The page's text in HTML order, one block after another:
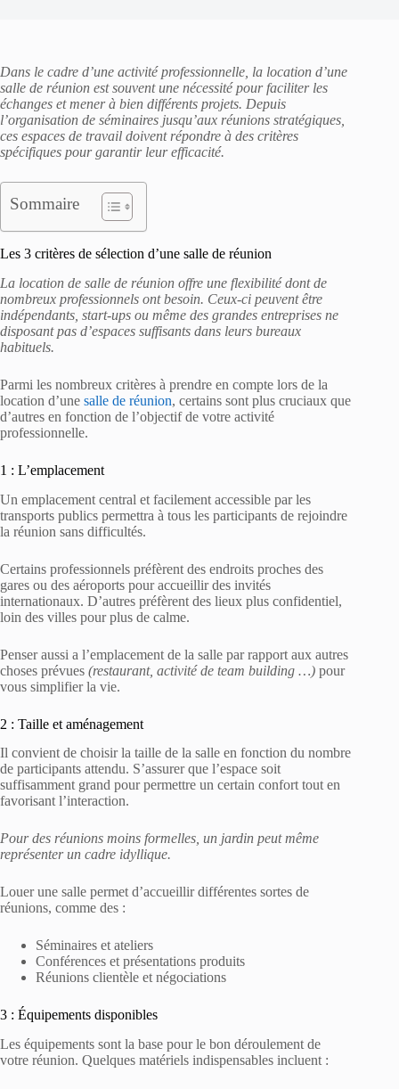
Dans le cadre d’une activité professionnelle, la location d’une
salle de réunion est souvent une nécessité pour faciliter les
échanges et mener à bien différents projets. Depuis
l’organisation de séminaires jusqu’aux réunions stratégiques,
ces espaces de travail doivent répondre à des critères
spécifiques pour garantir leur efficacité.
Sommaire
Les 3 critères de sélection d’une salle de réunion
La location de salle de réunion offre une flexibilité dont de
nombreux professionnels ont besoin. Ceux-ci peuvent être
indépendants, start-ups ou même des grandes entreprises ne
disposant pas d’espaces suffisants dans leurs bureaux
habituels.
Parmi les nombreux critères à prendre en compte lors de la
location d’une salle de réunion, certains sont plus cruciaux que
d’autres en fonction de l’objectif de votre activité
professionnelle.
1 : L’emplacement
Un emplacement central et facilement accessible par les
transports publics permettra à tous les participants de rejoindre
la réunion sans difficultés.
Certains professionnels préfèrent des endroits proches des
gares ou des aéroports pour accueillir des invités
internationaux. D’autres préfèrent des lieux plus confidentiel,
loin des villes pour plus de calme.
Penser aussi a l’emplacement de la salle par rapport aux autres
choses prévues (restaurant, activité de team building …) pour
vous simplifier la vie.
2 : Taille et aménagement
Il convient de choisir la taille de la salle en fonction du nombre
de participants attendu. S’assurer que l’espace soit
suffisamment grand pour permettre un certain confort tout en
favorisant l’interaction.
Pour des réunions moins formelles, un jardin peut même
représenter un cadre idyllique.
Louer une salle permet d’accueillir différentes sortes de
réunions, comme des :
Séminaires et ateliers
Conférences et présentations produits
Réunions clientèle et négociations
3 : Équipements disponibles
Les équipements sont la base pour le bon déroulement de
votre réunion. Quelques matériels indispensables incluent :